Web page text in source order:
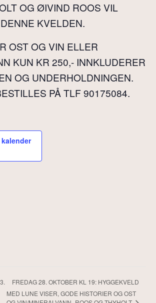
OG ØIVIND ROOS VIL
KVELDEN.
OST OG VIN ELLER
KUN KR 250,- INNKLUDERER
OG UNDERHOLDNINGEN.
PÅ TLF 90175084.
FREDAG 28. OKTOBER KL 19: HYGGEKVELD
MED LUNE VISER, GODE HISTORIER OG OST